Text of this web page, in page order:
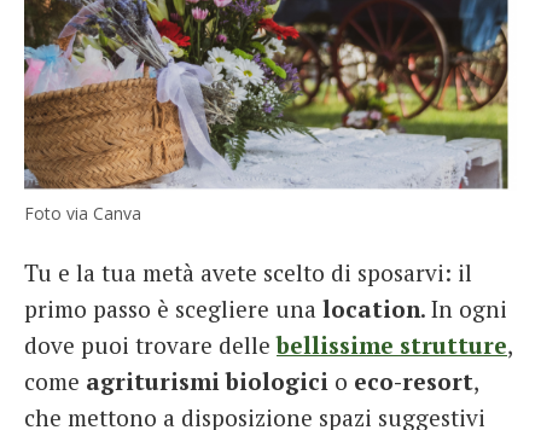
Foto via Canva
Tu e la tua metà avete scelto di sposarvi: il
primo passo è scegliere una location. In ogni
dove puoi trovare dellebellissime strutture,
come agriturismi biologici o eco-resort,
che mettono a disposizione spazi suggestivi